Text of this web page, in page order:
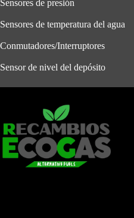
Sensores de presión
Sensores de temperatura del agua
Conmutadores/Interruptores
Sensor de nivel del depósito